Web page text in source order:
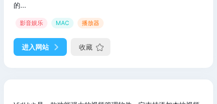
的...
影音娱乐 MAC 播放器
进入网站 收藏